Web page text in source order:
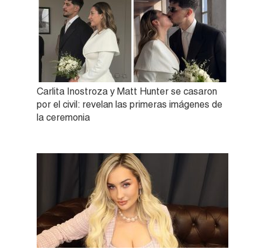
Carlita Inostroza y Matt Hunter se casaron
por el civil: revelan las primeras imágenes de
la ceremonia